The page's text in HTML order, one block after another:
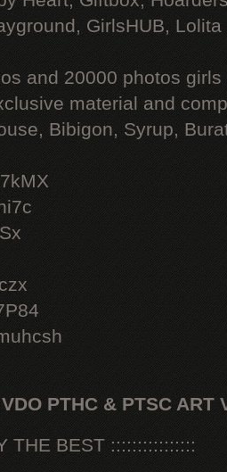
GirlsHUB, Lolita
and 20000 photos
material and
Bibigon, Syrup,
VDO PTHC & PTSC ART
THE BEST ::::::::::::::::